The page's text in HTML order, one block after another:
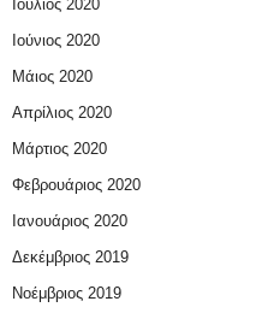
Ιούλιος 2020
Ιούνιος 2020
Μάιος 2020
Απρίλιος 2020
Μάρτιος 2020
Φεβρουάριος 2020
Ιανουάριος 2020
Δεκέμβριος 2019
Νοέμβριος 2019